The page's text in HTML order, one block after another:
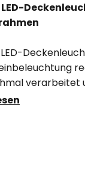
verarbeitet
versehen.
unten ab.